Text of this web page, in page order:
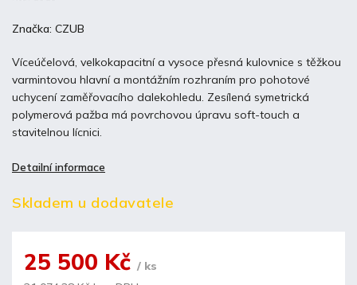
Víceúčelová, velkokapacitní a vysoce přesná kulovnice s těžkou
varmintovou hlavní a montážním rozhraním pro pohotové
uchycení zaměřovacího dalekohledu. Zesílená symetrická
polymerová pažba má povrchovou úpravu soft-touch a
stavitelnou lícnici.
Detailní informace
Značka: CZUB
Skladem u dodavatele
25 500 Kč / ks